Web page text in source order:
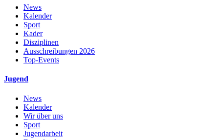
News
Kalender
Sport
Kader
Disziplinen
Ausschreibungen 2026
Top-Events
Jugend
News
Kalender
Wir über uns
Sport
Jugendarbeit